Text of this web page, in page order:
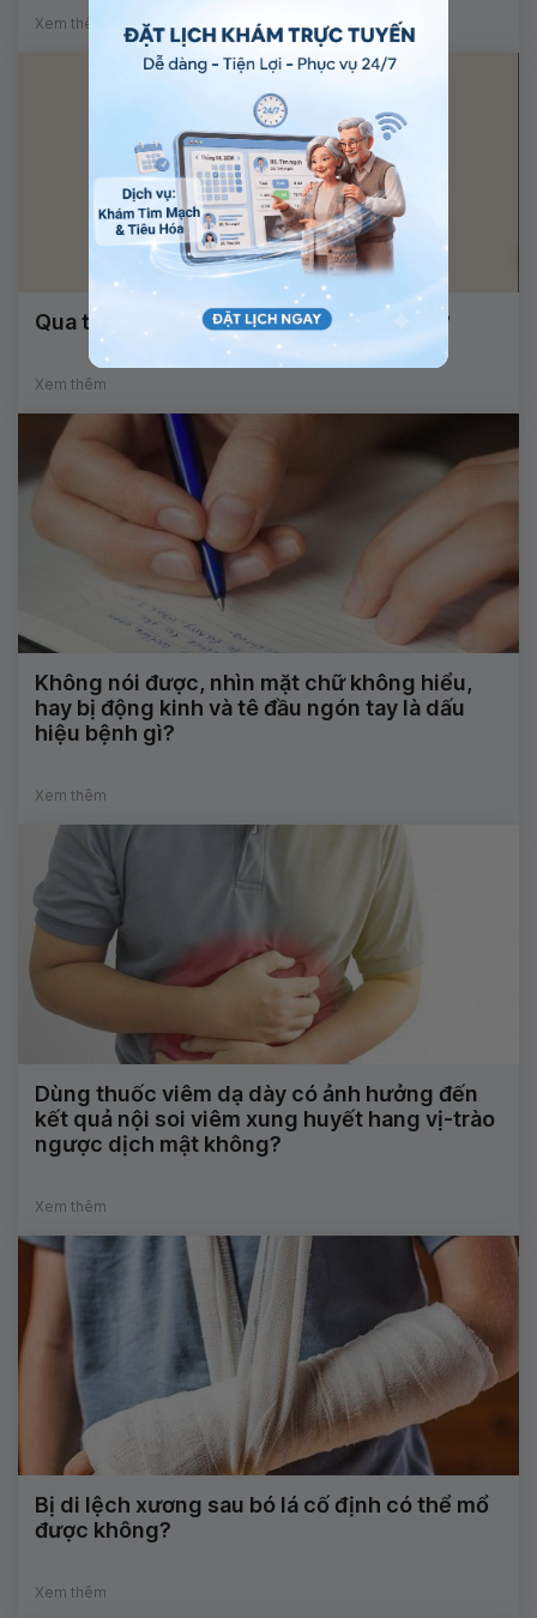
Xem thêm
Qua tuổi dậy thì có cao lên được không?
Xem thêm
Không nói được, nhìn mặt chữ không hiểu,
hay bị động kinh và tê đầu ngón tay là dấu
hiệu bệnh gì?
Xem thêm
Dùng thuốc viêm dạ dày có ảnh hưởng đến
kết quả nội soi viêm xung huyết hang vị-trào
ngược dịch mật không?
Xem thêm
Bị di lệch xương sau bó lá cố định có thể mổ
được không?
Xem thêm